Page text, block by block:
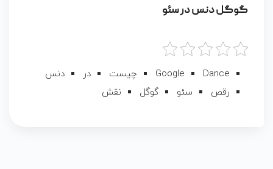
گوگل دنس در سئو
Dance
Google چیست در
دنس
رقص
سئو گوگل نقش